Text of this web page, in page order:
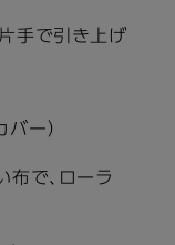
手で引き上げ
ー）
布で、ローラ